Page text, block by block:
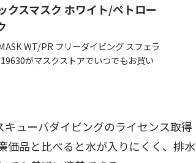
クスマスク ホワイト/ぺトロー
WT/PR フリーダイビング スフェラ
がマスクストアでいつでもお買い
ューバダイビングのライセンス取得
価品と比べると水が入りにくく、排水